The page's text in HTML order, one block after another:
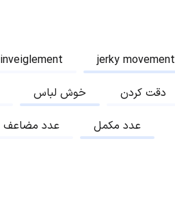
inveiglement
jerky movement
خوش لباس
دقت کردن
عدد مضاعف
عدد مکمل